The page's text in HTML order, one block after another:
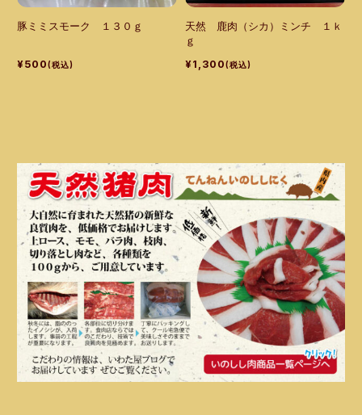
豚ミミスモーク １３０ｇ
¥500(税込)
天然 鹿肉（シカ）ミンチ １ｋ
ｇ
¥1,300(税込)